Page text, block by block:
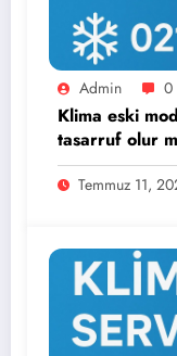
Admin 0
Klima eski
tasarruf olur
Temmuz 11,